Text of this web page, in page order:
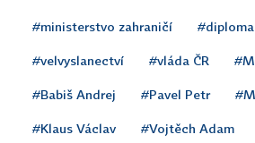
#ministerstvo zahraničí
#velvyslanectví #vláda ČR
#Babiš Andrej #Pavel Petr
#Klaus Václav #Vojtěch Adam